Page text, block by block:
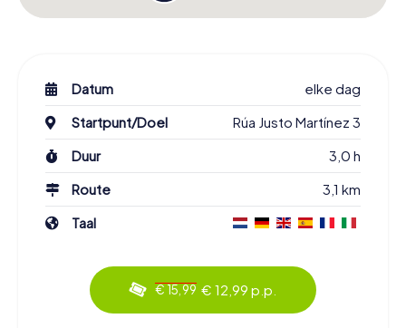
Datum
elke dag
Startpunt/Doel
Rúa Justo Martínez 3
Duur
3,0 h
Route
3,1 km
Taal
€ 15,99 € 12,99 p.p.